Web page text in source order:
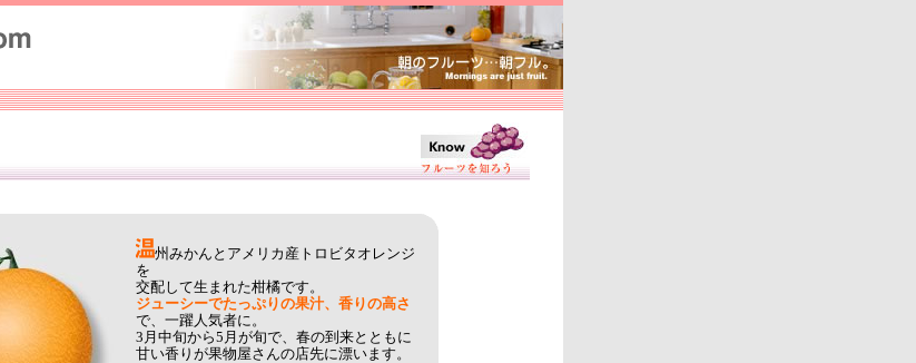
州みかんとアメリカ産トロビタオレンジ
を
交配して生まれた柑橘です。
ジューシーでたっぷりの果汁、香りの高さ
で、一躍人気者に。
3月中旬から5月が旬で、春の到来とともに
甘い香りが果物屋さんの店先に漂います。